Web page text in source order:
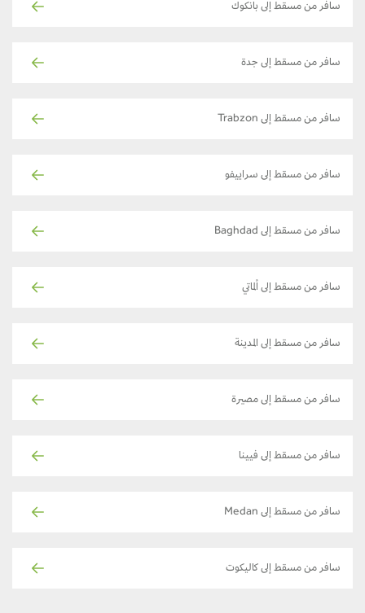
سافر من مسقط إلى بانكوك
سافر من مسقط إلى جدة
سافر من مسقط إلى Trabzon
سافر من مسقط إلى سراييفو
سافر من مسقط إلى Baghdad
سافر من مسقط إلى ألماتي
سافر من مسقط إلى المدينة
سافر من مسقط إلى مصيرة
سافر من مسقط إلى فيينا
سافر من مسقط إلى Medan
سافر من مسقط إلى كاليكوت